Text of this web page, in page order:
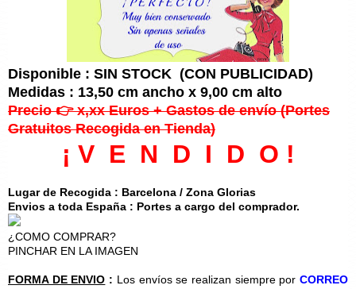
Disponible : SIN STOCK (CON PUBLICIDAD)
Medidas : 13,50 cm ancho x 9,00 cm alto
Precio 👉 x,xx Euros + Gastos de envío (Portes
Gratuitos Recogida en Tienda)
¡ V E N D I D O !
Lugar de Recogida : Barcelona / Zona Glorias
Envios a toda España : Portes a cargo del comprador.
¿COMO COMPRAR?
PINCHAR EN LA IMAGEN
FORMA DE ENVIO : Los envíos se realizan siempre porCORREO